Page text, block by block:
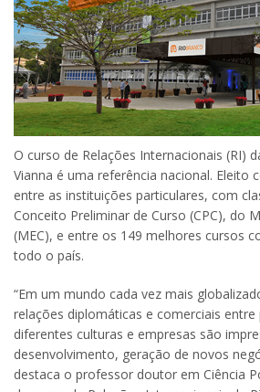
O curso de Relações Internacionais (RI)
Vianna é uma referência nacional. Eleito
entre as instituições particulares, com
Conceito Preliminar de Curso (CPC), do
(MEC), e entre os 149 melhores cursos
todo o país.
“Em um mundo cada vez mais
relações diplomáticas e comerciais entre
diferentes culturas e empresas são
desenvolvimento, geração de novos
destaca o professor doutor em Ciência